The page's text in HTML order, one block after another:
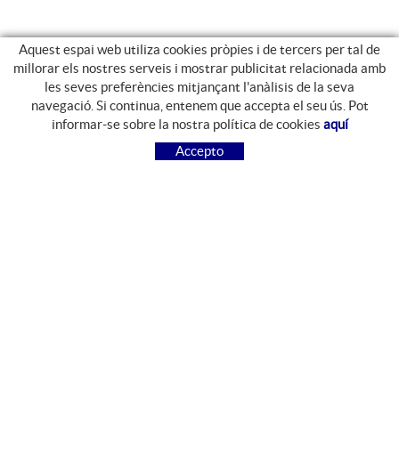
GUIA DE COMPRA
COM COMPRAR
PREGUNTES FREQÜENTS
Aquest espai web utiliza cookies pròpies i de tercers per tal de
millorar els nostres serveis i mostrar publicitat relacionada amb
les seves preferències mitjançant l'anàlisis de la seva
navegació. Si continua, entenem que accepta el seu ús. Pot
informar-se sobre la nostra política de cookies aquí
Accepto